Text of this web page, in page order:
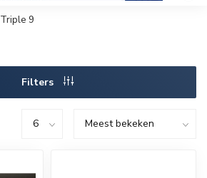
Triple 9
Filters